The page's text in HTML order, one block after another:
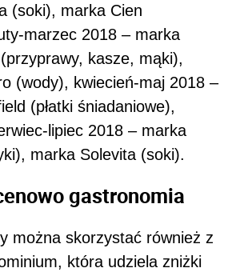
(soki), marka Cien
marzec 2018 – marka
kasze, mąki),
(wody), kwiecień-maj 2018 –
(płatki śniadaniowe),
lipiec 2018 – marka
marka Solevita (soki).
gastronomia
można skorzystać również z
która udziela zniżki